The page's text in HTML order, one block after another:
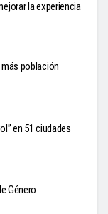
la experiencia
población
en 51 ciudades
Género